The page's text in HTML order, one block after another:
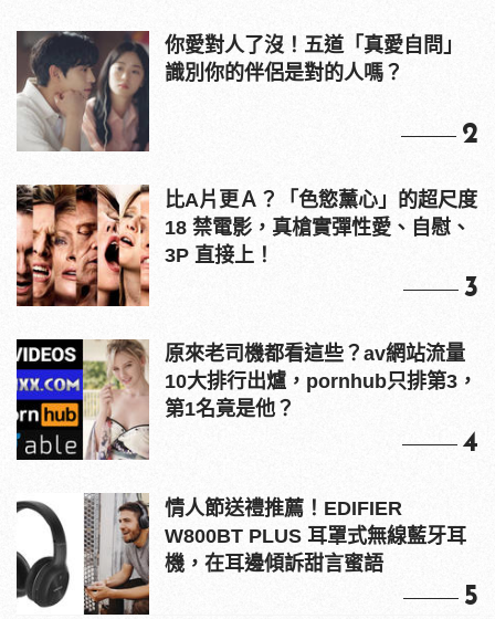
你愛對人了沒！五道「真愛自問」
識別你的伴侶是對的人嗎？
2
比A片更Ａ？「色慾薰心」的超尺度
18 禁電影，真槍實彈性愛、自慰、
3P 直接上！
3
原來老司機都看這些？av網站流量
10大排行出爐，pornhub只排第3，
第1名竟是他？
4
情人節送禮推薦！EDIFIER
W800BT PLUS 耳罩式無線藍牙耳
機，在耳邊傾訴甜言蜜語
5